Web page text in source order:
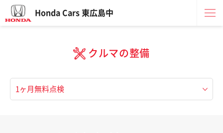
Honda Cars 東広島中
クルマの整備